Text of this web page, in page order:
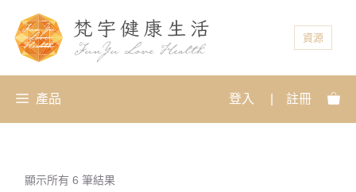
資源
產品 登入 註冊
顯示所有 6 筆結果